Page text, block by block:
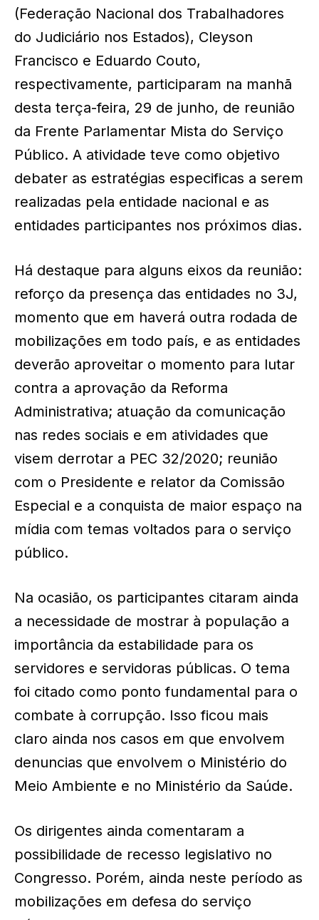
(Federação Nacional dos Trabalhadores
do Judiciário nos Estados), Cleyson
Francisco e Eduardo Couto,
respectivamente, participaram na manhã
desta terça-feira, 29 de junho, de reunião
da Frente Parlamentar Mista do Serviço
Público. A atividade teve como objetivo
debater as estratégias especificas a serem
realizadas pela entidade nacional e as
entidades participantes nos próximos dias.
Há destaque para alguns eixos da reunião:
reforço da presença das entidades no 3J,
momento que em haverá outra rodada de
mobilizações em todo país, e as entidades
deverão aproveitar o momento para lutar
contra a aprovação da Reforma
Administrativa; atuação da comunicação
nas redes sociais e em atividades que
visem derrotar a PEC 32/2020; reunião
com o Presidente e relator da Comissão
Especial e a conquista de maior espaço na
mídia com temas voltados para o serviço
público.
Na ocasião, os participantes citaram ainda
a necessidade de mostrar à população a
importância da estabilidade para os
servidores e servidoras públicas. O tema
foi citado como ponto fundamental para o
combate à corrupção. Isso ficou mais
claro ainda nos casos em que envolvem
denuncias que envolvem o Ministério do
Meio Ambiente e no Ministério da Saúde.
Os dirigentes ainda comentaram a
possibilidade de recesso legislativo no
Congresso. Porém, ainda neste período as
mobilizações em defesa do serviço